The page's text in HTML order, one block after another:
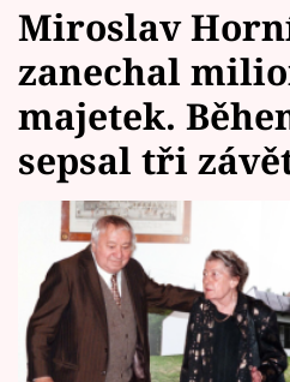
Témata
Celebrity
Vztahy
Seriály
Horoskopy
Miroslav
zanechal
majetek.
sepsal tři